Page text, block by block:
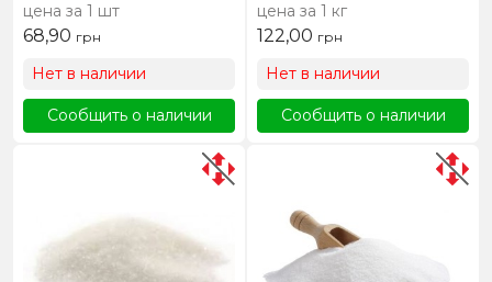
цена за 1 шт
68,90 грн
Нет в наличии
Сообщить о наличии
цена за 1 кг
122,00 грн
Нет в наличии
Сообщить о наличии